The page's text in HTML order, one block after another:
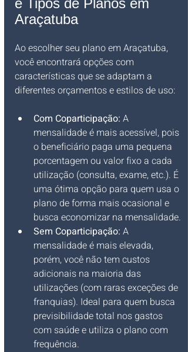
e Tipos de Planos em
Araçatuba
Ao escolher seu plano em Araçatuba,
você encontrará opções com
características que se adaptam a
diferentes orçamentos e estilos de uso:
Com Coparticipação: A
mensalidade é mais acessível, pois
o beneficiário paga uma pequena
porcentagem ou valor fixo a cada
utilização (consulta, exame, etc.). É
uma ótima opção para quem usa o
plano de forma mais ocasional e
busca economizar na mensalidade.
Sem Coparticipação: A
mensalidade é mais elevada,
porém, você não tem custos
adicionais na maioria das
utilizações (com raras exceções de
franquias). Ideal para quem busca
previsibilidade total nos gastos
com saúde e utiliza o plano com
frequência.